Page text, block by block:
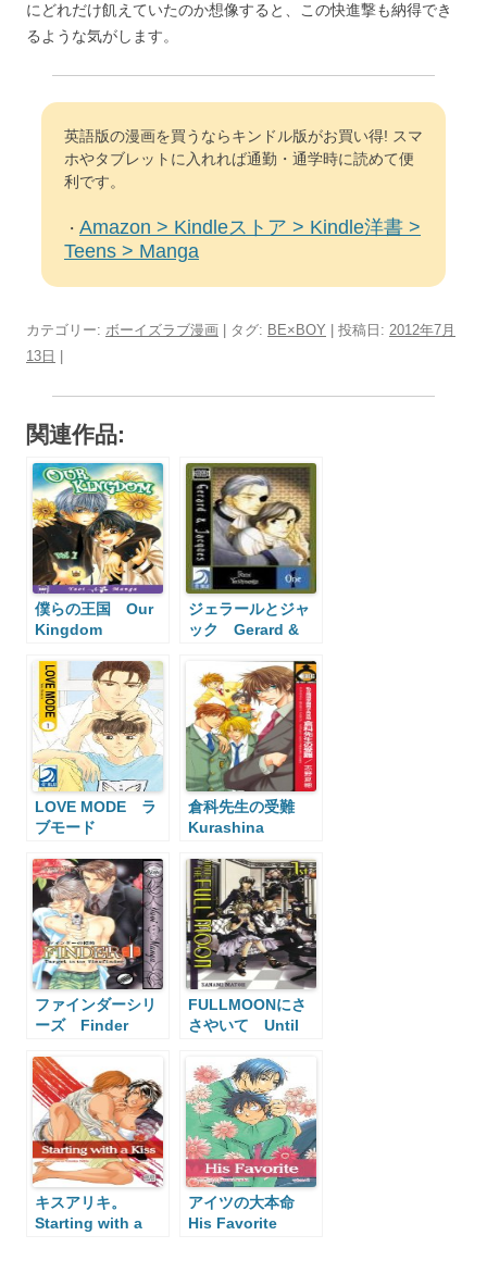
にどれだけ飢えていたのか想像すると、この快進撃も納得でき
るような気がします。
英語版の漫画を買うならキンドル版がお買い得! スマ
ホやタブレットに入れれば通勤・通学時に読めて便
利です。
・ Amazon > Kindleストア > Kindle洋書 >
Teens > Manga
カテゴリー: ボーイズラブ漫画 | タグ: BE×BOY | 投稿日: 2012年7月
13日
関連作品:
僕らの王国 Our
Kingdom
ジェラールとジャ
ック Gerard &
LOVE MODE ラ
ブモード
倉科先生の受難
Kurashina
ファインダーシリ
ーズ Finder
FULLMOONにさ
さやいて Until
キスアリキ。
Starting with a
アイツの大本命
His Favorite